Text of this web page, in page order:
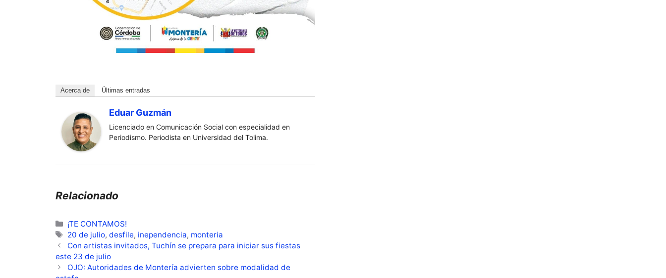
Acerca de Últimas entradas
Eduar Guzmán
Licenciado en Comunicación Social con especialidad en
Periodismo. Periodista en Universidad del Tolima.
Relacionado
Categorías
¡TE CONTAMOS!
Etiquetas
20 de julio,desfile, inependencia, monteria
Con artistas invitados, Tuchín se prepara para iniciar sus fiestas
este 23 de julio
OJO: Autoridades de Montería advierten sobre modalidad de